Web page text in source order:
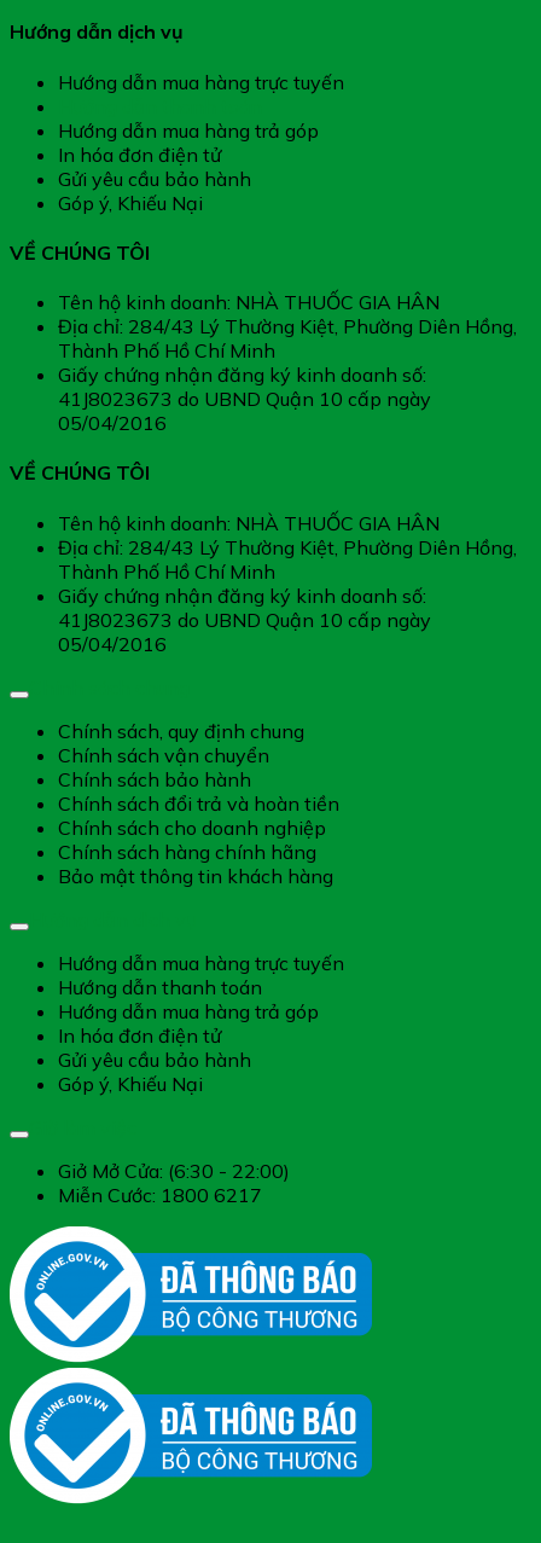
Hướng dẫn dịch vụ
Hướng dẫn mua hàng trực tuyến
Hướng dẫn mua hàng trả góp
In hóa đơn điện tử
Gửi yêu cầu bảo hành
Góp ý, Khiếu Nại
VỀ CHÚNG TÔI
Tên hộ kinh doanh: NHÀ THUỐC GIA HÂN
Địa chỉ: 284/43 Lý Thường Kiệt, Phường Diên Hồng,
Thành Phố Hồ Chí Minh
Giấy chứng nhận đăng ký kinh doanh số:
41J8023673 do UBND Quận 10 cấp ngày
05/04/2016
VỀ CHÚNG TÔI
Tên hộ kinh doanh: NHÀ THUỐC GIA HÂN
Địa chỉ: 284/43 Lý Thường Kiệt, Phường Diên Hồng,
Thành Phố Hồ Chí Minh
Giấy chứng nhận đăng ký kinh doanh số:
41J8023673 do UBND Quận 10 cấp ngày
05/04/2016
Chính sách, quy định chung
Chính sách vận chuyển
Chính sách bảo hành
Chính sách đổi trả và hoàn tiền
Chính sách cho doanh nghiệp
Chính sách hàng chính hãng
Bảo mật thông tin khách hàng
Hướng dẫn mua hàng trực tuyến
Hướng dẫn thanh toán
Hướng dẫn mua hàng trả góp
In hóa đơn điện tử
Gửi yêu cầu bảo hành
Góp ý, Khiếu Nại
Giở Mở Cửa: (6:30 - 22:00)
Miễn Cước: 1800 6217